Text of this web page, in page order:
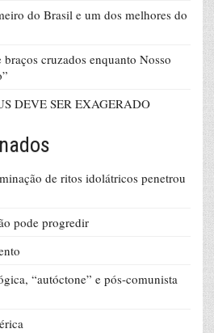
do Brasil e um dos melhores do
cruzados enquanto Nosso
DEVE SER EXAGERADO
de ritos idolátricos penetrou
pode progredir
“autóctone” e pós-comunista